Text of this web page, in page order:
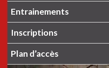
Entrainements
Inscriptions
Plan d’accès